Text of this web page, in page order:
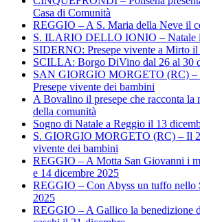
Casa di Comunità
REGGIO – A S. Maria della Neve il
S. ILARIO DELLO IONIO – Natale
SIDERNO: Presepe vivente a Mirto
SCILLA: Borgo DiVino dal 26 al 30
SAN GIORGIO MORGETO (RC)
Presepe vivente dei bambini
A Bovalino il presepe che racconta la
della comunità
Sogno di Natale a Reggio il 13
S. GIORGIO MORGETO (RC) – Il
vivente dei bambini
REGGIO – A Motta San Giovanni i
e 14 dicembre 2025
REGGIO – Con Abyss un tuffo nello
2025
REGGIO – A Gallico la benedizione